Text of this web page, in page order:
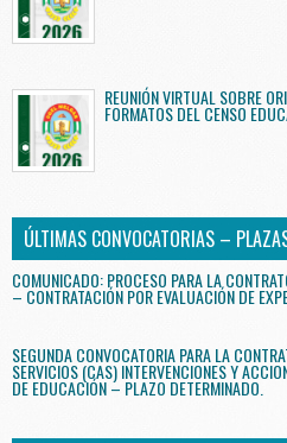
REUNIÓN VIRTUAL SOBRE
FORMATOS DEL CENSO
ÚLTIMAS CONVOCATORIAS –
COMUNICADO: PROCESO PARA LA
– CONTRATACIÓN POR EVALUACIÓN DE
SEGUNDA CONVOCATORIA PARA LA
SERVICIOS (CAS) INTERVENCIONES Y
DE EDUCACIÓN – PLAZO DETERMINADO.